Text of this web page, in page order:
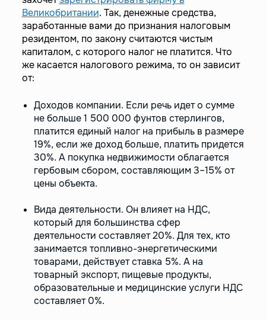
Великобритании. Так, денежные средства,
заработанные вами до признания налоговым
резидентом, по закону считаются чистым
капиталом, с которого налог не платится. Что
же касается налогового режима, то он зависит
от:
Доходов компании. Если речь идет о сумме
не больше 1 500 000 фунтов стерлингов,
платится единый налог на прибыль в размере
19%, если же доход больше, платить придется
30%. А покупка недвижимости облагается
гербовым сбором, составляющим 3–15% от
цены объекта.
Вида деятельности. Он влияет на НДС,
который для большинства сфер
деятельности составляет 20%. Для тех, кто
занимается топливно-энергетическими
товарами, действует ставка 5%. А на
товарный экспорт, пищевые продукты,
образовательные и медицинские услуги НДС
составляет 0%.